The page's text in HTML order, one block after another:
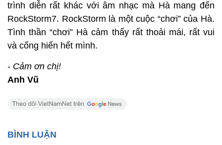
trình diễn rất khác với âm nhạc mà Hà mang đến
RockStorm7. RockStorm là một cuộc “chơi” của Hà.
Tình thần “chơi” Hà cảm thấy rất thoải mái, rất vui
và cống hiến hết mình.
- Cảm ơn chị!
Anh Vũ